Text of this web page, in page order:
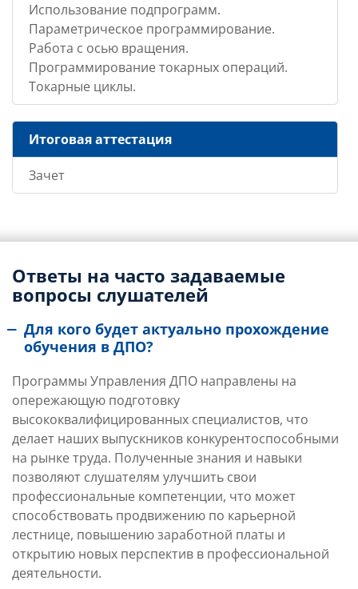
Использование подпрограмм.
Параметрическое программирование.
Работа с осью вращения.
Программирование токарных операций.
Токарные циклы.
Итоговая аттестация
Зачет
Ответы на часто задаваемые
вопросы слушателей
Для кого будет актуально прохождение
обучения в ДПО?
Программы Управления ДПО направлены на
опережающую подготовку
высококвалифицированных специалистов, что
делает наших выпускников конкурентоспособными
на рынке труда. Полученные знания и навыки
позволяют слушателям улучшить свои
профессиональные компетенции, что может
способствовать продвижению по карьерной
лестнице, повышению заработной платы и
открытию новых перспектив в профессиональной
деятельности.